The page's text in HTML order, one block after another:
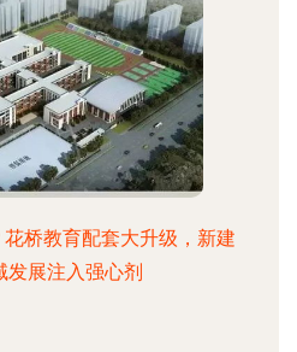
花桥教育配套大升级，新建
发展注入强心剂